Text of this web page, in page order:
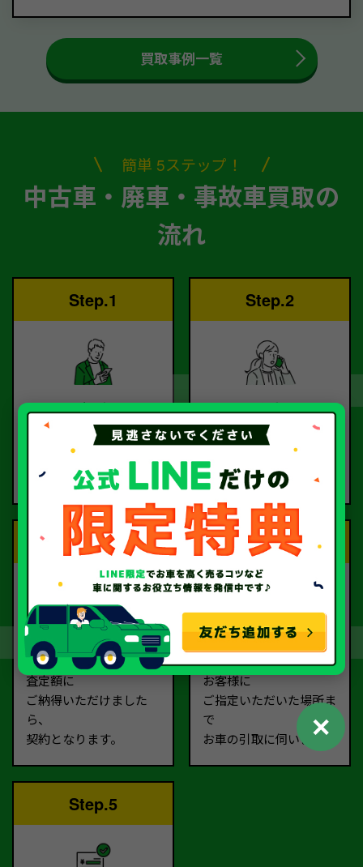
買取事例一覧
簡単 5ステップ！
中古車・廃車・事故車買取の
流れ
Step.1
ご依頼
お電話または査定フォー
ご依頼ください。
Step.2
査定
査定のプロが
お電話で回答いたしま
す。
Step.3
契約
査定額に
ご納得いただけました
ら、
契約となります。
Step.4
お引取り
お客様に
ご指定いただいた場所ま
で
お車の引取に伺います。
Step.5
✕